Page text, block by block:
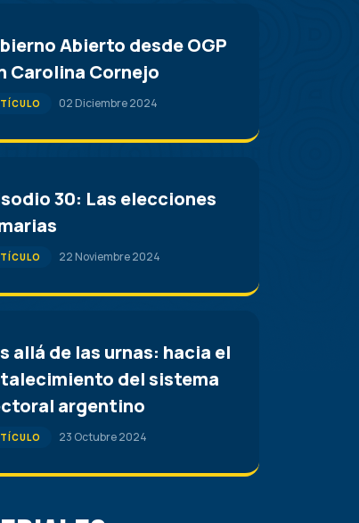
Abierto desde OGP
Carolina Cornejo
02 Diciembre 2024
30: Las elecciones
22 Noviembre 2024
allá de las urnas: hacia el
del sistema
argentino
23 Octubre 2024